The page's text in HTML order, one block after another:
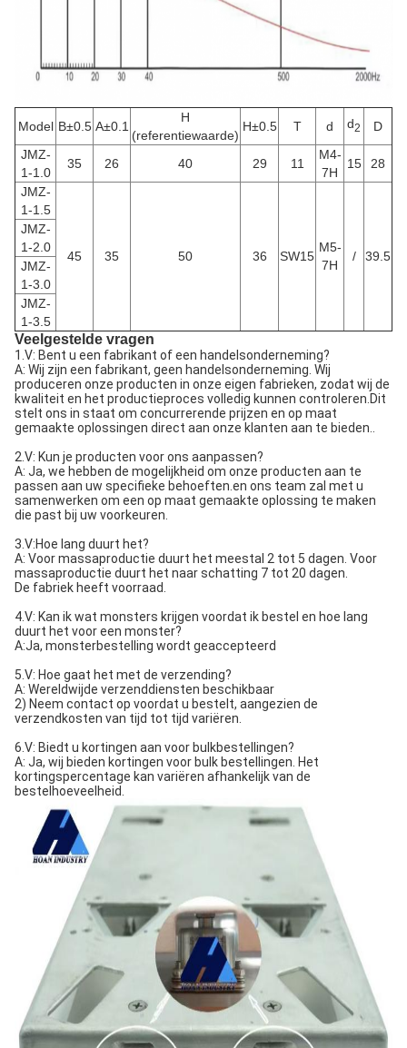
Model B±0.5 A±0.1
H
(referentiewaarde)
H±0.5 T d d2
D
JMZ-
1-1.0
35 26 40 29 11
M4-
7H
15
28
JMZ-
1-1.5
45 35 50 36 SW15
M5-
7H
/ 39.5
JMZ-
1-2.0
JMZ-
1-3.0
JMZ-
1-3.5
Veelgestelde vragen
1.V: Bent u een fabrikant of een handelsonderneming?
A: Wij zijn een fabrikant, geen handelsonderneming. Wij
produceren onze producten in onze eigen fabrieken, zodat wij de
kwaliteit en het productieproces volledig kunnen controleren.Dit
stelt ons in staat om concurrerende prijzen en op maat
gemaakte oplossingen direct aan onze klanten aan te bieden..
2.V: Kun je producten voor ons aanpassen?
A: Ja, we hebben de mogelijkheid om onze producten aan te
passen aan uw specifieke behoeften.en ons team zal met u
samenwerken om een op maat gemaakte oplossing te maken
die past bij uw voorkeuren.
3.V:Hoe lang duurt het?
A: Voor massaproductie duurt het meestal 2 tot 5 dagen. Voor
massaproductie duurt het naar schatting 7 tot 20 dagen.
De fabriek heeft voorraad.
4.V: Kan ik wat monsters krijgen voordat ik bestel en hoe lang
duurt het voor een monster?
A:Ja, monsterbestelling wordt geaccepteerd
5.V: Hoe gaat het met de verzending?
A: Wereldwijde verzenddiensten beschikbaar
2) Neem contact op voordat u bestelt, aangezien de
verzendkosten van tijd tot tijd variëren.
6.V: Biedt u kortingen aan voor bulkbestellingen?
A: Ja, wij bieden kortingen voor bulk bestellingen. Het
kortingspercentage kan variëren afhankelijk van de
bestelhoeveelheid.